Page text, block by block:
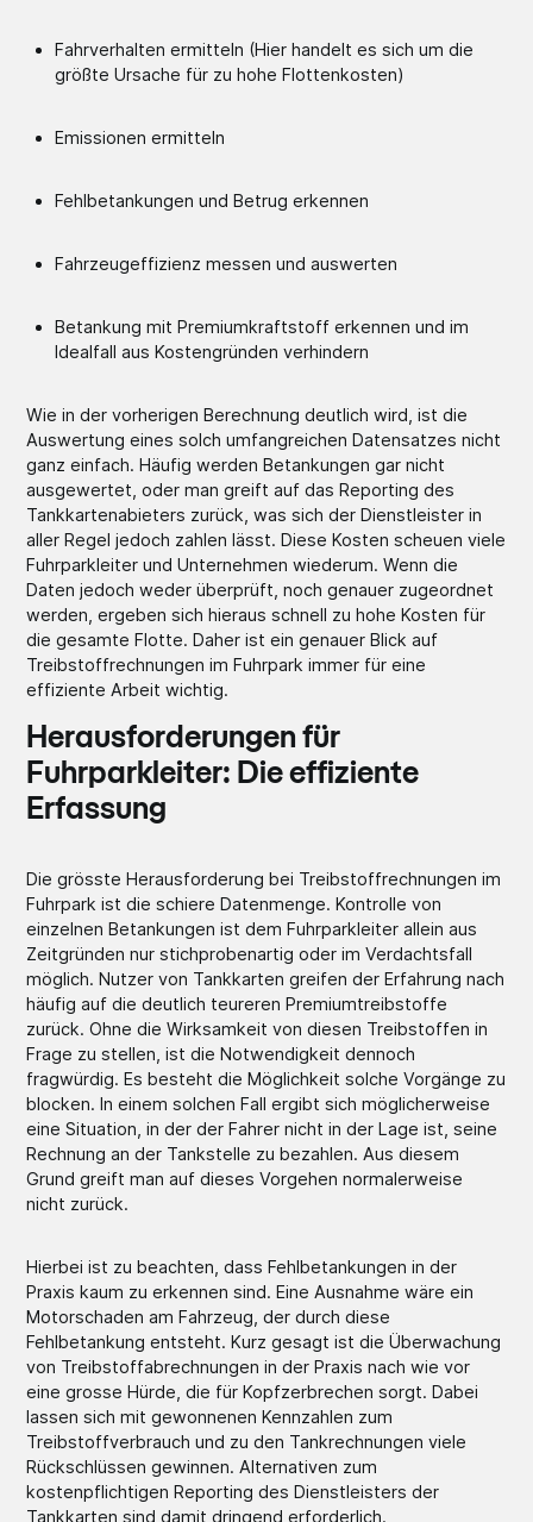
Fahrverhalten ermitteln (Hier handelt es sich um die
größte Ursache für zu hohe Flottenkosten)
Emissionen ermitteln
Fehlbetankungen und Betrug erkennen
Fahrzeugeffizienz messen und auswerten
Betankung mit Premiumkraftstoff erkennen und im
Idealfall aus Kostengründen verhindern
Wie in der vorherigen Berechnung deutlich wird, ist die
Auswertung eines solch umfangreichen Datensatzes nicht
ganz einfach. Häufig werden Betankungen gar nicht
ausgewertet, oder man greift auf das Reporting des
Tankkartenabieters zurück, was sich der Dienstleister in
aller Regel jedoch zahlen lässt. Diese Kosten scheuen viele
Fuhrparkleiter und Unternehmen wiederum. Wenn die
Daten jedoch weder überprüft, noch genauer zugeordnet
werden, ergeben sich hieraus schnell zu hohe Kosten für
die gesamte Flotte. Daher ist ein genauer Blick auf
Treibstoffrechnungen im Fuhrpark immer für eine
effiziente Arbeit wichtig.
Herausforderungen für
Fuhrparkleiter: Die effiziente
Erfassung
Die grösste Herausforderung bei Treibstoffrechnungen im
Fuhrpark ist die schiere Datenmenge. Kontrolle von
einzelnen Betankungen ist dem Fuhrparkleiter allein aus
Zeitgründen nur stichprobenartig oder im Verdachtsfall
möglich. Nutzer von Tankkarten greifen der Erfahrung nach
häufig auf die deutlich teureren Premiumtreibstoffe
zurück. Ohne die Wirksamkeit von diesen Treibstoffen in
Frage zu stellen, ist die Notwendigkeit dennoch
fragwürdig. Es besteht die Möglichkeit solche Vorgänge zu
blocken. In einem solchen Fall ergibt sich möglicherweise
eine Situation, in der der Fahrer nicht in der Lage ist, seine
Rechnung an der Tankstelle zu bezahlen. Aus diesem
Grund greift man auf dieses Vorgehen normalerweise
nicht zurück.
Hierbei ist zu beachten, dass Fehlbetankungen in der
Praxis kaum zu erkennen sind. Eine Ausnahme wäre ein
Motorschaden am Fahrzeug, der durch diese
Fehlbetankung entsteht. Kurz gesagt ist die Überwachung
von Treibstoffabrechnungen in der Praxis nach wie vor
eine grosse Hürde, die für Kopfzerbrechen sorgt. Dabei
lassen sich mit gewonnenen Kennzahlen zum
Treibstoffverbrauch und zu den Tankrechnungen viele
Rückschlüssen gewinnen. Alternativen zum
kostenpflichtigen Reporting des Dienstleisters der
Tankkarten sind damit dringend erforderlich.